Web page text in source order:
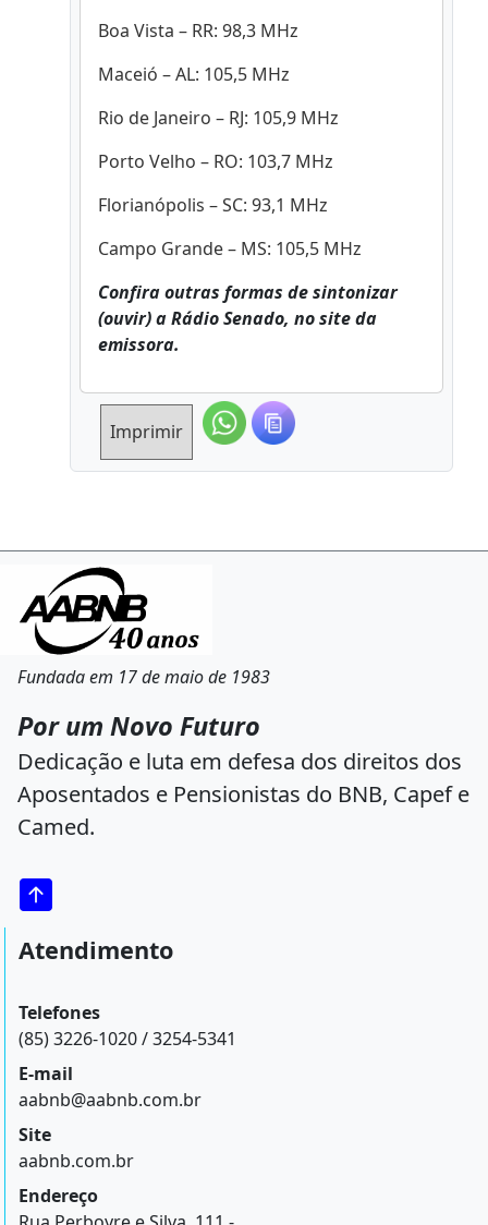
Boa Vista – RR: 98,3 MHz
Maceió – AL: 105,5 MHz
Rio de Janeiro – RJ: 105,9 MHz
Porto Velho – RO: 103,7 MHz
Florianópolis – SC: 93,1 MHz
Campo Grande – MS: 105,5 MHz
Confira outras formas de sintonizar
(ouvir) a Rádio Senado, no site da
emissora.
Imprimir
Fundada em 17 de maio de 1983
Por um Novo Futuro
Dedicação e luta em defesa dos direitos dos
Aposentados e Pensionistas do BNB, Capef e
Camed.
Atendimento
Telefones
(85) 3226-1020 / 3254-5341
E-mail
aabnb@aabnb.com.br
Site
aabnb.com.br
Endereço